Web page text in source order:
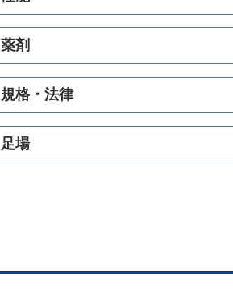
薬剤
規格・法律
足場